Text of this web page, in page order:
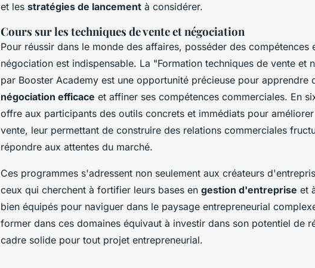
et les stratégies de lancement à considérer.
Cours sur les techniques de vente et négociation
Pour réussir dans le monde des affaires, posséder des compétences
négociation est indispensable. La "Formation techniques de vente et
par Booster Academy est une opportunité précieuse pour apprendre
négociation efficace et affiner ses compétences commerciales. En
offre aux participants des outils concrets et immédiats pour
vente, leur permettant de construire des relations commerciales
répondre aux attentes du marché.
Ces programmes s'adressent non seulement aux créateurs
ceux qui cherchent à fortifier leurs bases en gestion d'entreprise et
bien équipés pour naviguer dans le paysage entrepreneurial
former dans ces domaines équivaut à investir dans son potentiel de
cadre solide pour tout projet entrepreneurial.